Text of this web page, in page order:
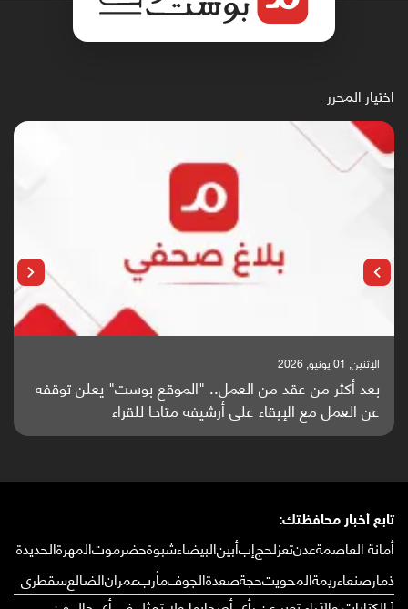
اختيار المحرر
الإثنين, 25 مايو, 2026
باحثون من اليمن يدخلون سباق أبحاث ألزهايمر بدراسة
واعدة منشورة عالميا (ترجمة)
تابع أخبار محافظتك:
أمانة العاصمةعدنتعزلحجإبأبينالبيضاءشبوةحضرموتالمهرةالحديدة
ذمارصنعاءريمةالمحويتحجةصعدةالجوفمأربعمرانالضالعسقطرى